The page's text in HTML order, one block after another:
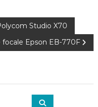
Studio X70
Epson EB-770F
R